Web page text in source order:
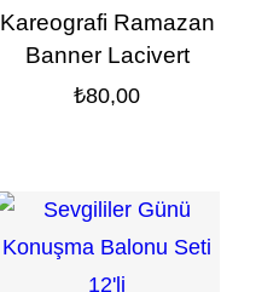
Kareografi Ramazan
Banner Lacivert
₺80,00